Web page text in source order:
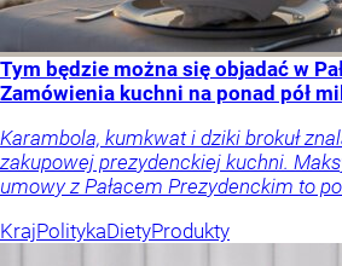
Tym będzie można się objadać w
Zamówienia kuchni na ponad pół
Karambola, kumkwat i dziki brokuł
zakupowej prezydenckiej kuchni.
umowy z Pałacem Prezydenckim to
KrajPolitykaDietyProdukty